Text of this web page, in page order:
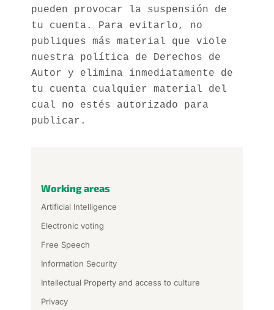
pueden provocar la suspensión de
tu cuenta. Para evitarlo, no
publiques más material que viole
nuestra política de Derechos de
Autor y elimina inmediatamente de
tu cuenta cualquier material del
cual no estés autorizado para
publicar.
Working areas
Artificial Intelligence
Electronic voting
Free Speech
Information Security
Intellectual Property and access to culture
Privacy